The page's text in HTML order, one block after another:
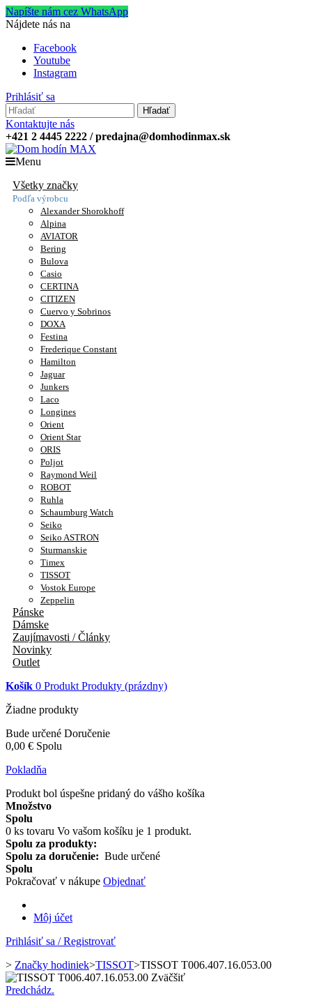
Napíšte nám cez WhatsApp
Nájdete nás na
Facebook
Youtube
Instagram
Prihlásiť sa
Hľadať
Kontaktujte nás
+421 2 4445 2222 / predajna@domhodinmax.sk
Menu
Všetky značky
Podľa výrobcu
Alexander Shorokhoff
Alpina
AVIATOR
Bering
Bulova
Casio
CERTINA
CITIZEN
Cuervo y Sobrinos
DOXA
Festina
Frederique Constant
Hamilton
Jaguar
Junkers
Laco
Longines
Orient
Orient Star
ORIS
Poljot
Raymond Weil
ROBOT
Ruhla
Schaumburg Watch
Seiko
Seiko ASTRON
Sturmanskie
Timex
TISSOT
Vostok Europe
Zeppelin
Pánske
Dámske
Zaujímavosti / Články
Novinky
Outlet
Košík 0 Produkt Produkty (prázdny)
Žiadne produkty
Bude určené Doručenie
0,00 € Spolu
Pokladňa
Produkt bol úspešne pridaný do vášho košíka
Množstvo
Spolu
0 ks tovaru Vo vašom košíku je 1 produkt.
Spolu za produkty:
Spolu za doručenie: Bude určené
Spolu
Pokračovať v nákupe Objednať
Môj účet
Prihlásiť sa / Registrovať
> Značky hodiniek>TISSOT>TISSOT T006.407.16.053.00
Zväčšiť
Predchádz.